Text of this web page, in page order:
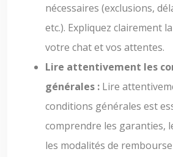
nécessaires (exclusions,
etc.). Expliquez clairement
votre chat et vos attentes.
Lire attentivement les
générales : Lire
conditions générales est
comprendre les garanties,
les modalités de